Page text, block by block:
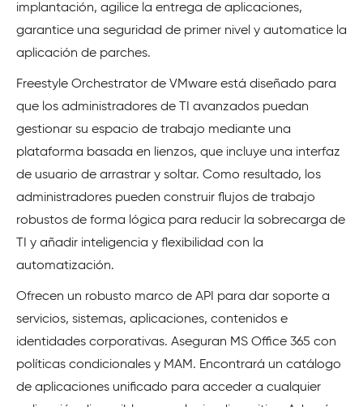
implantación, agilice la entrega de aplicaciones,
garantice una seguridad de primer nivel y automatice la
aplicación de parches.
Freestyle Orchestrator de VMware está diseñado para
que los administradores de TI avanzados puedan
gestionar su espacio de trabajo mediante una
plataforma basada en lienzos, que incluye una interfaz
de usuario de arrastrar y soltar. Como resultado, los
administradores pueden construir flujos de trabajo
robustos de forma lógica para reducir la sobrecarga de
TI y añadir inteligencia y flexibilidad con la
automatización.
Ofrecen un robusto marco de API para dar soporte a
servicios, sistemas, aplicaciones, contenidos e
identidades corporativas. Aseguran MS Office 365 con
políticas condicionales y MAM. Encontrará un catálogo
de aplicaciones unificado para acceder a cualquier